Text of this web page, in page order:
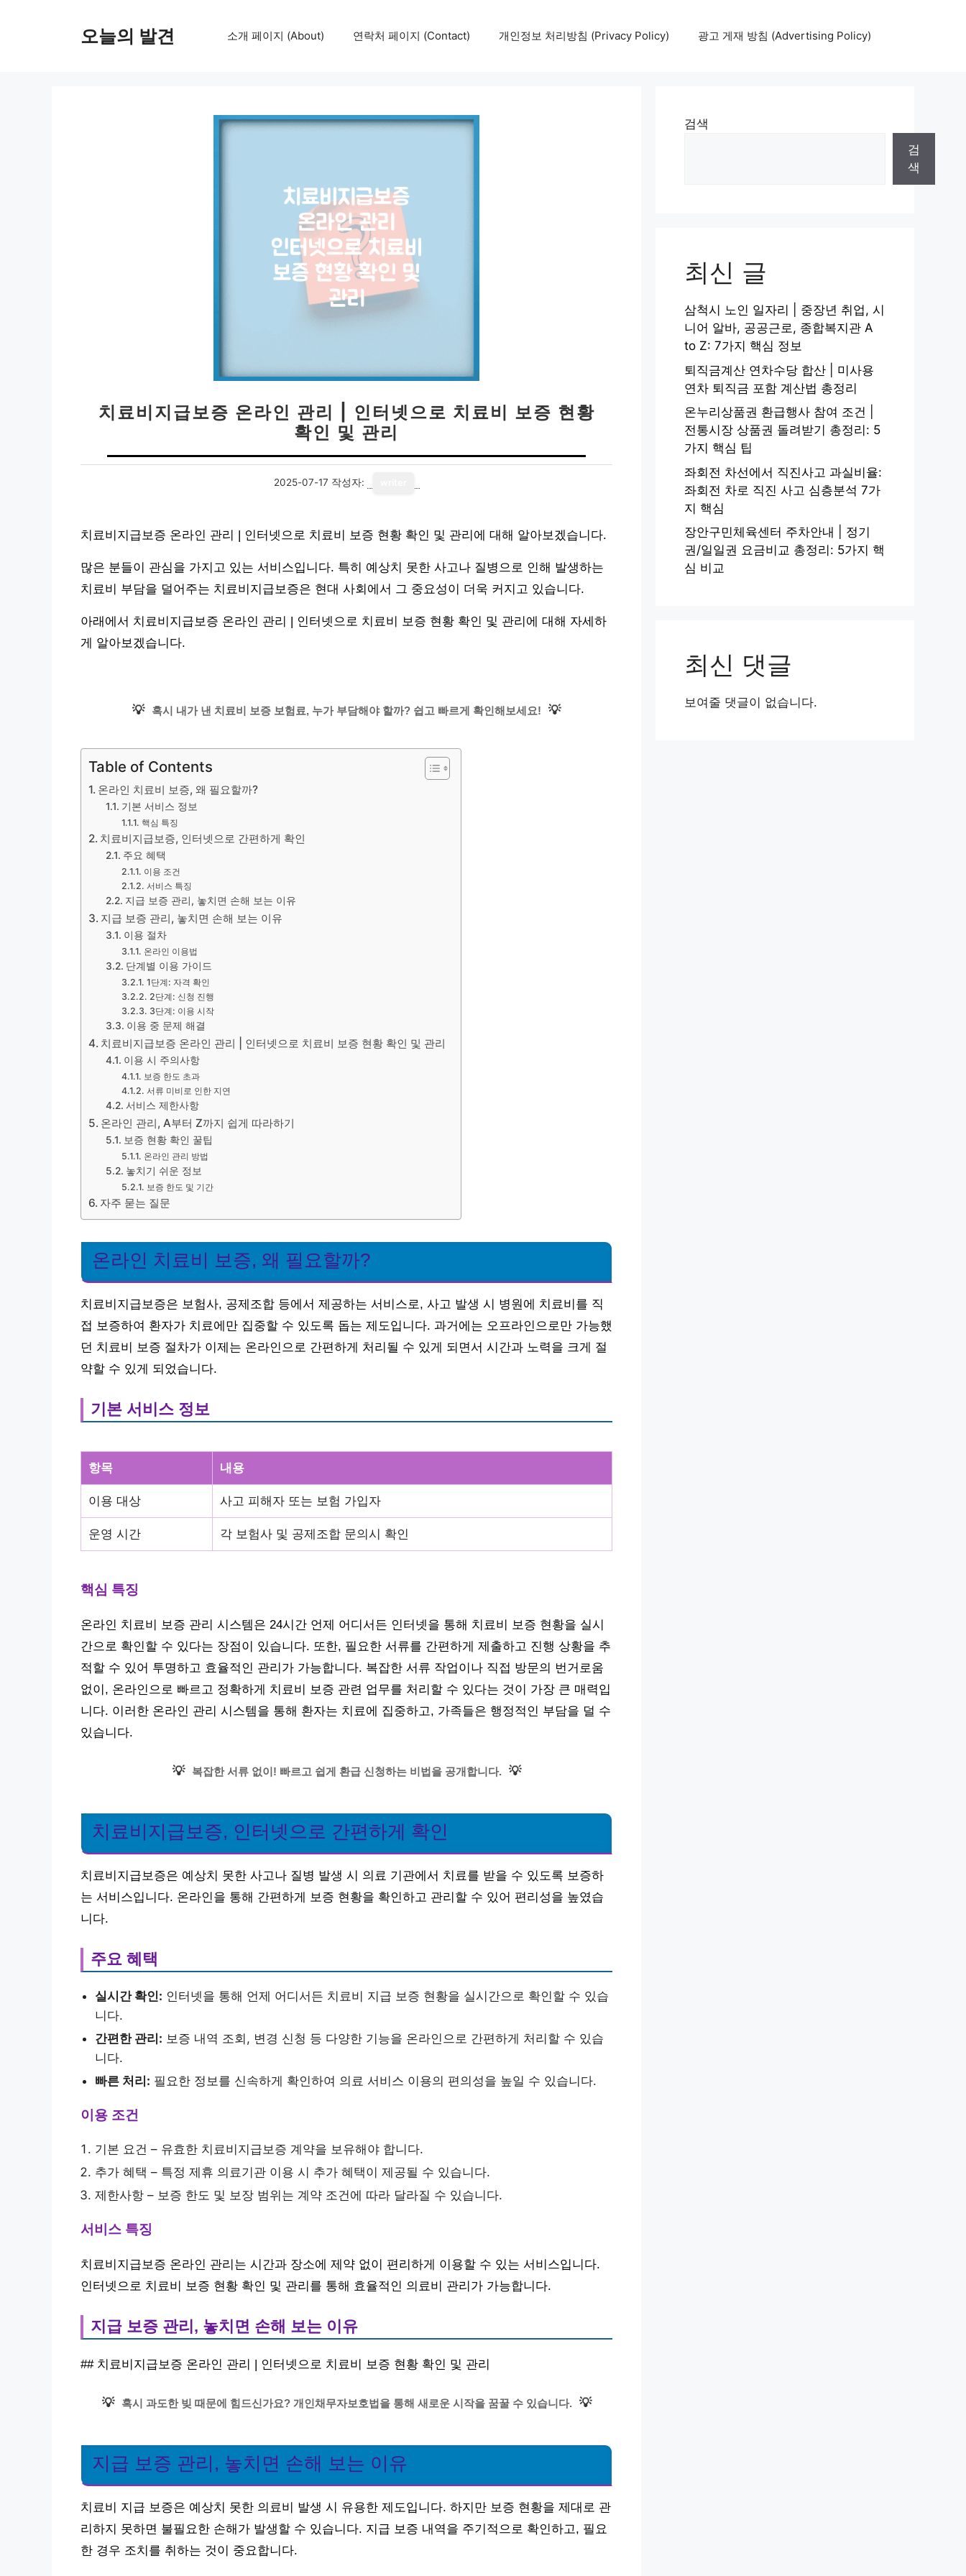
오늘의 발견 소개 페이지 (About) 연락처 페이지 (Contact) 개인정보 처리방침 (Privacy Policy) 광고 게재 방침 (Advertising Policy)
치료비지급보증 온라인 관리 | 인터넷으로 치료비 보증 현황
확인 및 관리
2025-07-17 작성자:
치료비지급보증 온라인 관리 | 인터넷으로 치료비 보증 현황 확인 및 관리에 대해 알아보겠습니다.
많은 분들이 관심을 가지고 있는 서비스입니다. 특히 예상치 못한 사고나 질병으로 인해 발생하는
치료비 부담을 덜어주는 치료비지급보증은 현대 사회에서 그 중요성이 더욱 커지고 있습니다.
아래에서 치료비지급보증 온라인 관리 | 인터넷으로 치료비 보증 현황 확인 및 관리에 대해 자세하
게 알아보겠습니다.
💡 혹시 내가 낸 치료비 보증 보험료, 누가 부담해야 할까? 쉽고 빠르게 확인해보세요! 💡
Table of Contents
온라인 치료비 보증, 왜 필요할까?
기본 서비스 정보
핵심 특징
치료비지급보증, 인터넷으로 간편하게 확인
주요 혜택
이용 조건
서비스 특징
지급 보증 관리, 놓치면 손해 보는 이유
지급 보증 관리, 놓치면 손해 보는 이유
이용 절차
온라인 이용법
단계별 이용 가이드
1단계: 자격 확인
2단계: 신청 진행
3단계: 이용 시작
이용 중 문제 해결
치료비지급보증 온라인 관리 | 인터넷으로 치료비 보증 현황 확인 및 관리
이용 시 주의사항
보증 한도 초과
서류 미비로 인한 지연
서비스 제한사항
온라인 관리, A부터 Z까지 쉽게 따라하기
보증 현황 확인 꿀팁
온라인 관리 방법
놓치기 쉬운 정보
보증 한도 및 기간
자주 묻는 질문
온라인 치료비 보증, 왜 필요할까?
치료비지급보증은 보험사, 공제조합 등에서 제공하는 서비스로, 사고 발생 시 병원에 치료비를 직
접 보증하여 환자가 치료에만 집중할 수 있도록 돕는 제도입니다. 과거에는 오프라인으로만 가능했
던 치료비 보증 절차가 이제는 온라인으로 간편하게 처리될 수 있게 되면서 시간과 노력을 크게 절
약할 수 있게 되었습니다.
기본 서비스 정보
항목 내용
이용 대상 사고 피해자 또는 보험 가입자
운영 시간 각 보험사 및 공제조합 문의시 확인
핵심 특징
온라인 치료비 보증 관리 시스템은 24시간 언제 어디서든 인터넷을 통해 치료비 보증 현황을 실시
간으로 확인할 수 있다는 장점이 있습니다. 또한, 필요한 서류를 간편하게 제출하고 진행 상황을 추
적할 수 있어 투명하고 효율적인 관리가 가능합니다. 복잡한 서류 작업이나 직접 방문의 번거로움
없이, 온라인으로 빠르고 정확하게 치료비 보증 관련 업무를 처리할 수 있다는 것이 가장 큰 매력입
니다. 이러한 온라인 관리 시스템을 통해 환자는 치료에 집중하고, 가족들은 행정적인 부담을 덜 수
있습니다.
💡 복잡한 서류 없이! 빠르고 쉽게 환급 신청하는 비법을 공개합니다. 💡
치료비지급보증, 인터넷으로 간편하게 확인
치료비지급보증은 예상치 못한 사고나 질병 발생 시 의료 기관에서 치료를 받을 수 있도록 보증하
는 서비스입니다. 온라인을 통해 간편하게 보증 현황을 확인하고 관리할 수 있어 편리성을 높였습
니다.
주요 혜택
실시간 확인: 인터넷을 통해 언제 어디서든 치료비 지급 보증 현황을 실시간으로 확인할 수 있습
니다.
간편한 관리: 보증 내역 조회, 변경 신청 등 다양한 기능을 온라인으로 간편하게 처리할 수 있습
니다.
빠른 처리: 필요한 정보를 신속하게 확인하여 의료 서비스 이용의 편의성을 높일 수 있습니다.
이용 조건
기본 요건 – 유효한 치료비지급보증 계약을 보유해야 합니다.
추가 혜택 – 특정 제휴 의료기관 이용 시 추가 혜택이 제공될 수 있습니다.
제한사항 – 보증 한도 및 보장 범위는 계약 조건에 따라 달라질 수 있습니다.
서비스 특징
치료비지급보증 온라인 관리는 시간과 장소에 제약 없이 편리하게 이용할 수 있는 서비스입니다.
인터넷으로 치료비 보증 현황 확인 및 관리를 통해 효율적인 의료비 관리가 가능합니다.
지급 보증 관리, 놓치면 손해 보는 이유
## 치료비지급보증 온라인 관리 | 인터넷으로 치료비 보증 현황 확인 및 관리
💡 혹시 과도한 빚 때문에 힘드신가요? 개인채무자보호법을 통해 새로운 시작을 꿈꿀 수 있습니다. 💡
지급 보증 관리, 놓치면 손해 보는 이유
치료비 지급 보증은 예상치 못한 의료비 발생 시 유용한 제도입니다. 하지만 보증 현황을 제대로 관
리하지 못하면 불필요한 손해가 발생할 수 있습니다. 지급 보증 내역을 주기적으로 확인하고, 필요
한 경우 조치를 취하는 것이 중요합니다.
검색
검
색
최신 글
삼척시 노인 일자리 | 중장년 취업, 시
니어 알바, 공공근로, 종합복지관 A
to Z: 7가지 핵심 정보
퇴직금계산 연차수당 합산 | 미사용
연차 퇴직금 포함 계산법 총정리
온누리상품권 환급행사 참여 조건 |
전통시장 상품권 돌려받기 총정리: 5
가지 핵심 팁
좌회전 차선에서 직진사고 과실비율:
좌회전 차로 직진 사고 심층분석 7가
지 핵심
장안구민체육센터 주차안내 | 정기
권/일일권 요금비교 총정리: 5가지 핵
심 비교
최신 댓글
보여줄 댓글이 없습니다.